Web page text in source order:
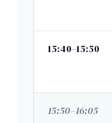
15:40–15:50
15:50–16:05